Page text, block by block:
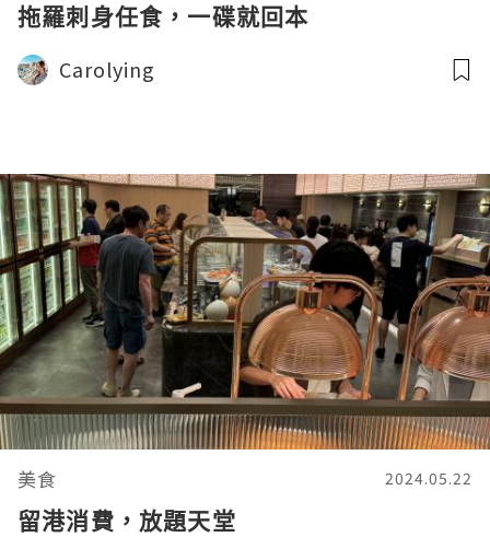
拖羅刺身任食，一碟就回本
Carolying
美食 2024.05.22
留港消費，放題天堂